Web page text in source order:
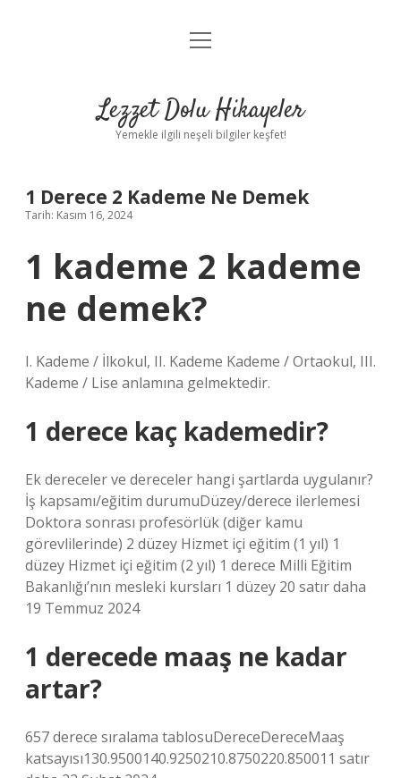
Anasayfa
Yasal Uyarı
menüyü
Lezzet Dolu Hikayeler
Yemekle ilgili neşeli bilgiler keşfet!
1 Derece 2 Kademe Ne Demek
Tarih: Kasım 16, 2024
1 kademe 2 kademe
ne demek?
I. Kademe / İlkokul, II. Kademe Kademe / Ortaokul, III.
Kademe / Lise anlamına gelmektedir.
1 derece kaç kademedir?
Ek dereceler ve dereceler hangi şartlarda uygulanır?
İş kapsamı/eğitim durumuDüzey/derece ilerlemesi
Doktora sonrası profesörlük (diğer kamu
görevlilerinde) 2 düzey Hizmet içi eğitim (1 yıl) 1
düzey Hizmet içi eğitim (2 yıl) 1 derece Milli Eğitim
Bakanlığı’nın mesleki kursları 1 düzey 20 satır daha
19 Temmuz 2024
1 derecede maaş ne kadar
artar?
657 derece sıralama tablosuDereceDereceMaaş
katsayısı130.9500140.9250210.8750220.850011 satır